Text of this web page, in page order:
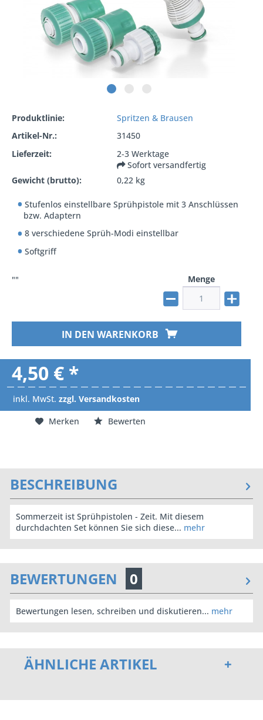
Produktlinie:
Spritzen & Brausen
Artikel-Nr.:
31450
Lieferzeit:
2-3 Werktage
Sofort versandfertig
Gewicht (brutto):
0,22 kg
Stufenlos einstellbare Sprühpistole mit 3 Anschlüssen
bzw. Adaptern
8 verschiedene Sprüh-Modi einstellbar
Softgriff
Menge
IN DEN WARENKORB
""
4,50 € *
inkl. MwSt. zzgl. Versandkosten
Merken
Bewerten
BESCHREIBUNG
Sommerzeit ist Sprühpistolen - Zeit. Mit diesem
durchdachten Set können Sie sich diese... mehr
BEWERTUNGEN 0
Bewertungen lesen, schreiben und diskutieren... mehr
ÄHNLICHE ARTIKEL